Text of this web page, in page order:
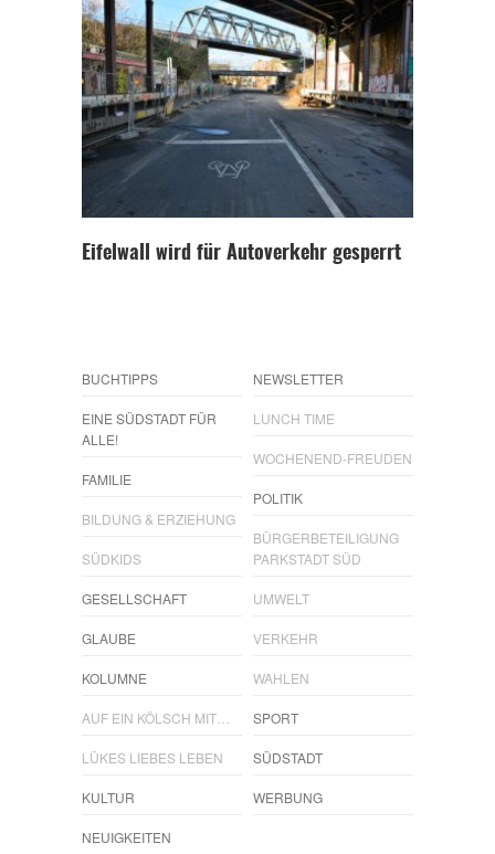
Eifelwall wird für Autoverkehr gesperrt
BUCHTIPPS
EINE SÜDSTADT FÜR
ALLE!
FAMILIE
BILDUNG & ERZIEHUNG
SÜDKIDS
GESELLSCHAFT
GLAUBE
KOLUMNE
AUF EIN KÖLSCH MIT…
LÜKES LIEBES LEBEN
KULTUR
NEUIGKEITEN
NEWSLETTER
LUNCH TIME
WOCHENEND-FREUDEN
POLITIK
BÜRGERBETEILIGUNG
PARKSTADT SÜD
UMWELT
VERKEHR
WAHLEN
SPORT
SÜDSTADT
WERBUNG